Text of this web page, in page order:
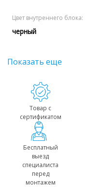
Цвет внутреннего блока:
черный
Показать еще
Товар с
сертификатом
Бесплатный
выезд
специалиста
перед
монтажем